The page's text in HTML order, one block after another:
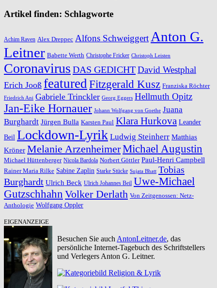
Artikel finden: Schlagworte
Achim Raven Alex Dreppec Alfons Schweiggert Anton G.
Leitner Babette Werth Christophe Fricker Christoph Leisten
Coronavirus DAS GEDICHTDavid Westphal
Erich Jooß featured Fitzgerald Kusz Franziska Röchter
Friedrich Ani Gabriele Trinckler Georg Eggers Hellmuth Opitz
Jan-Eike Hornauer Johann Wolfgang von Goethe Juana
Burghardt Jürgen Bulla Karsten Paul Klara Hurkova Leander
Beil Lockdown-Lyrik Ludwig Steinherr Matthias
Kröner Melanie ArzenheimerMichael Augustin
Michael Hüttenberger Nicola Bardola Norbert Göttler Paul-Henri Campbell
Rainer Maria Rilke Sabine Zaplin Starke Stücke Sujata Bhatt Tobias
Burghardt Ulrich Beck Ulrich Johannes Beil Uwe-Michael
Gutzschhahn Volker Derlath Von Zeitgenossen: Netz-
Anthologie Wolfgang Oppler
EIGENANZEIGE
Besuchen Sie auch AntonLeitner.de, das
persönliche Internet-Tagebuch des Schriftstellers
und Verlegers Anton G. Leitner.